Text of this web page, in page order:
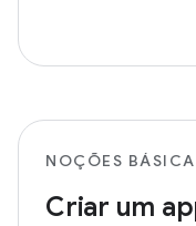
NOÇÕES
Criar um